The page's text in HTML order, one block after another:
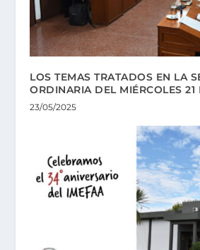
LOS TEMAS TRATADOS EN LA
ORDINARIA DEL MIÉRCOLES 21
23/05/2025